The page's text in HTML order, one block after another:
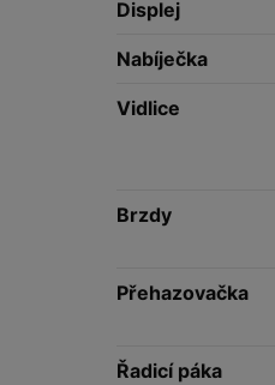
Displej
Nabíječka
Vidlice
Brzdy
Přehazovačka
Řadicí páka